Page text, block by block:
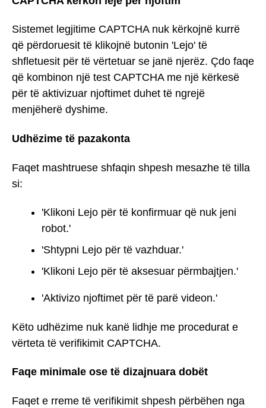
Sistemet legjitime CAPTCHA nuk kërkojnë kurrë
që përdoruesit të klikojnë butonin 'Lejo' të
shfletuesit për të vërtetuar se janë njerëz. Çdo faqe
që kombinon një test CAPTCHA me një kërkesë
për të aktivizuar njoftimet duhet të ngrejë
menjëherë dyshime.
Udhëzime të pazakonta
Faqet mashtruese shfaqin shpesh mesazhe të tilla
si:
'Klikoni Lejo për të konfirmuar që nuk jeni
robot.'
'Shtypni Lejo për të vazhduar.'
'Klikoni Lejo për të aksesuar përmbajtjen.'
'Aktivizo njoftimet për të parë videon.'
Këto udhëzime nuk kanë lidhje me procedurat e
vërteta të verifikimit CAPTCHA.
Faqe minimale ose të dizajnuara dobët
Faqet e rreme të verifikimit shpesh përbëhen nga